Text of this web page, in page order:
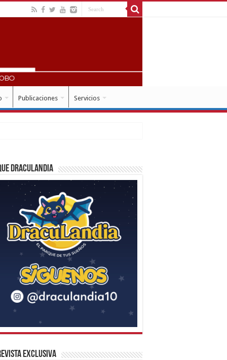
Publicaciones Servicios
Draculandia
Exclusiva